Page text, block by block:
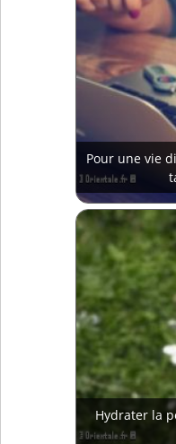
Pour une vie
Hydrater la